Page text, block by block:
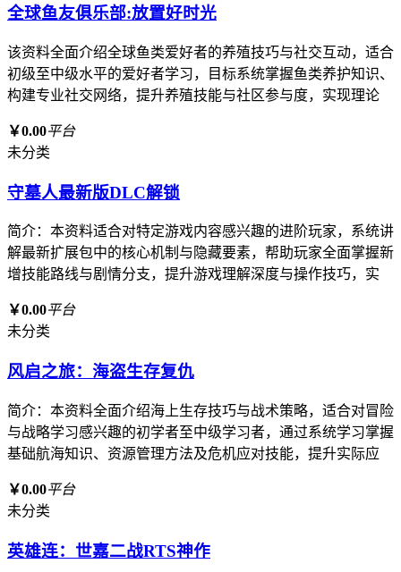
全球鱼友俱乐部:放置好时光
该资料全面介绍全球鱼类爱好者的养殖技巧与社交互动，适合
初级至中级水平的爱好者学习，目标系统掌握鱼类养护知识、
构建专业社交网络，提升养殖技能与社区参与度，实现理论
￥0.00平台
未分类
守墓人最新版DLC解锁
简介：本资料适合对特定游戏内容感兴趣的进阶玩家，系统讲
解最新扩展包中的核心机制与隐藏要素，帮助玩家全面掌握新
增技能路线与剧情分支，提升游戏理解深度与操作技巧，实
￥0.00平台
未分类
风启之旅：海盗生存复仇
简介：本资料全面介绍海上生存技巧与战术策略，适合对冒险
与战略学习感兴趣的初学者至中级学习者，通过系统学习掌握
基础航海知识、资源管理方法及危机应对技能，提升实际应
￥0.00平台
未分类
英雄连：世嘉二战RTS神作